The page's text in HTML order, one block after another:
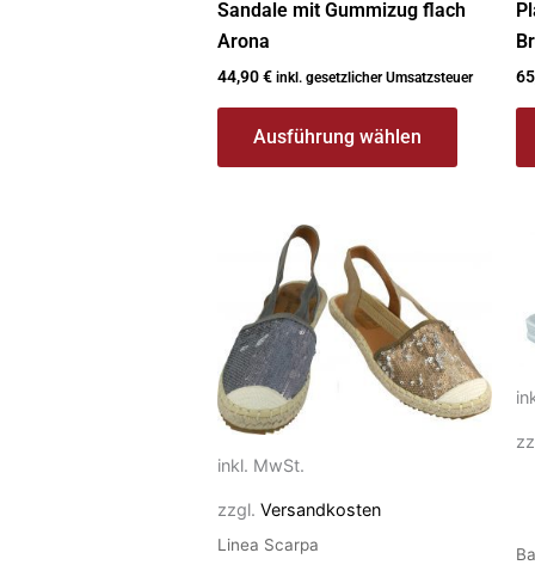
Sandale mit Gummizug flach
Arona
44,90€ inkl. gesetzlicher Umsatzsteuer
Ausführung wählen
inkl. MwSt.
zzgl. Versandkosten
Linea Scarpa
Produkt
weist
mehrere
Varianten
auf.
Die
Optionen
auf
der